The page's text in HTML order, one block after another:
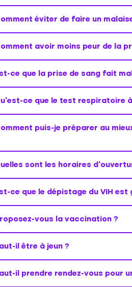
éviter de faire un
avoir moins peur de la
ce que la prise de sang fait
ce que le test respiratoire à
puis-je préparer au
sont les horaires
ce que le dépistage du VIH
vous la vaccination ?
il être à jeun ?
il prendre rendez-vous pour